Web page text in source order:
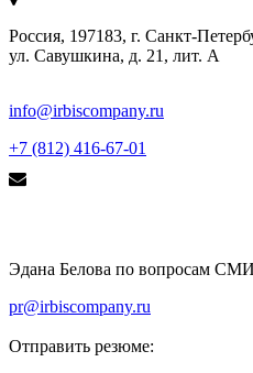
Россия, 197183, г. Санкт-
ул. Савушкина, д. 21, лит. А
info@irbiscompany.ru
+7 (812) 416-67-01
Эдана Белова по вопросам
pr@irbiscompany.ru
Отправить резюме: